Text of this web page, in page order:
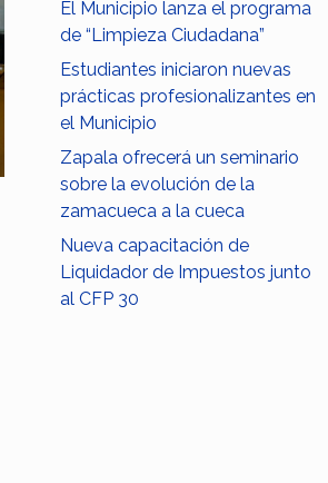
El Municipio lanza el programa
de “Limpieza Ciudadana”
Estudiantes iniciaron nuevas
prácticas profesionalizantes en
el Municipio
Zapala ofrecerá un seminario
sobre la evolución de la
zamacueca a la cueca
Nueva capacitación de
Liquidador de Impuestos junto
al CFP 30